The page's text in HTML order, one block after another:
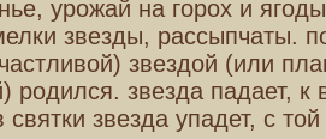
урожай на горох и
звезды, рассыпчаты.
звездой (или
родился. звезда падает, к
святки звезда упадет, с